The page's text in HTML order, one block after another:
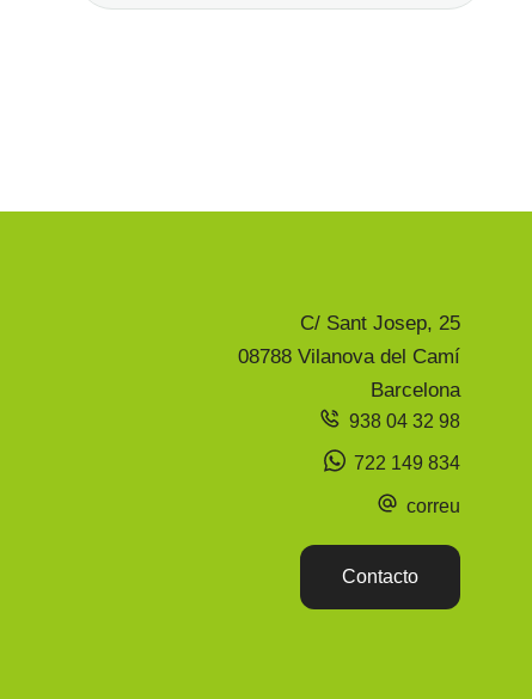
C/ Sant Josep, 25
08788 Vilanova del Camí
Barcelona
938 04 32 98
722 149 834
correu
Contacto